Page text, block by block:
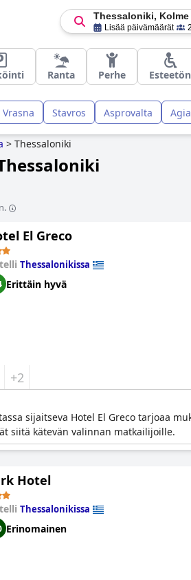
Thessaloniki, Kolme
Lisää päivämäärät
Ranta Perhe Esteetön
Vrasna Stavros Asprovalta
> Thessaloniki
El Greco
Thessalonikissa
Erittäin hyvä
+2
sijaitseva Hotel El Greco tarjoaa
siitä kätevän valinnan matkailijoille.
Hotel
Thessalonikissa
Erinomainen